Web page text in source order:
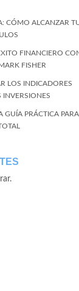
CÓMO ALCANZAR
FINANCIERO CON
FISHER
LOS INDICADORES
GUÍA PRÁCTICA PARA